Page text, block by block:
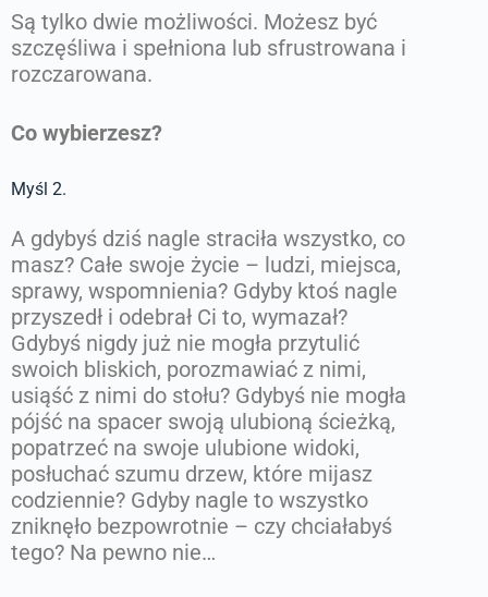
Są tylko dwie możliwości. Możesz być
szczęśliwa i spełniona lub sfrustrowana i
rozczarowana.
Co wybierzesz?
Myśl 2.
A gdybyś dziś nagle straciła wszystko, co
masz? Całe swoje życie – ludzi, miejsca,
sprawy, wspomnienia? Gdyby ktoś nagle
przyszedł i odebrał Ci to, wymazał?
Gdybyś nigdy już nie mogła przytulić
swoich bliskich, porozmawiać z nimi,
usiąść z nimi do stołu? Gdybyś nie mogła
pójść na spacer swoją ulubioną ścieżką,
popatrzeć na swoje ulubione widoki,
posłuchać szumu drzew, które mijasz
codziennie? Gdyby nagle to wszystko
zniknęło bezpowrotnie – czy chciałabyś
tego? Na pewno nie…